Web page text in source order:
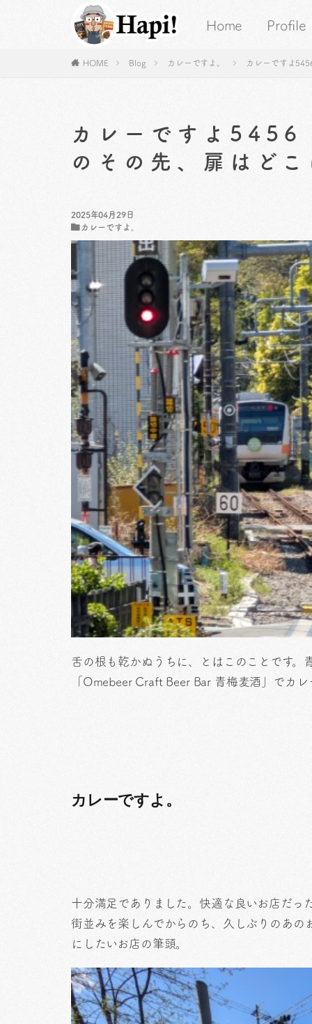
Home Profile
HOME Blog カレーですよ。 カレーですよ
カレーですよ
のその先、扉はど
2025年04月29日
カレーですよ。
舌の根も乾かぬうちに、とはこのことです。
「Omebeer Craft Beer Bar 青梅麦酒」でカ
カレーですよ。
十分満足でありました。快適な良いお店だっ
街並みを楽しんでからのち、久しぶりのあの
にしたいお店の筆頭。